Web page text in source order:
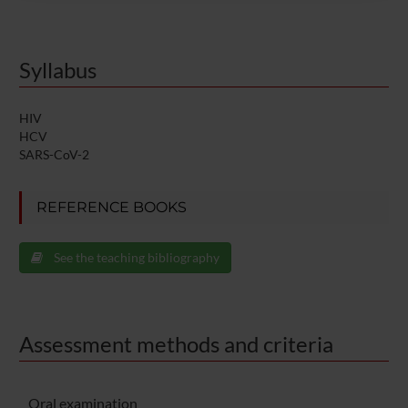
Syllabus
HIV
HCV
SARS-CoV-2
REFERENCE BOOKS
See the teaching bibliography
Assessment methods and criteria
Oral examination